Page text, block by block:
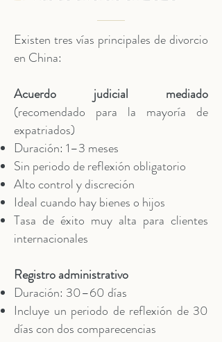
Existen tres vías principales de divorcio
en China:
Acuerdo judicial mediado
(recomendado para la mayoría de
expatriados)
Duración: 1–3 meses
Sin periodo de reflexión obligatorio
Alto control y discreción
Ideal cuando hay bienes o hijos
Tasa de éxito muy alta para clientes
internacionales
Registro administrativo
Duración: 30–60 días
Incluye un periodo de reflexión de 30
días con dos comparecencias